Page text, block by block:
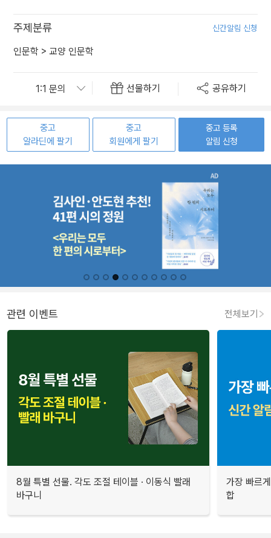
주제분류 신간알림 신청
인문학 > 교양 인문학
선물하기 공유하기
중고
알라딘에 팔기
중고
회원에게 팔기
중고 등록
알림 신청
관련 이벤트 전체보기
8월 특별 선물. 각도 조절 테이블 · 이동식 빨래
바구니
가장 빠르
합